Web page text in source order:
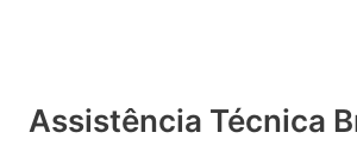
Assistência Técnica